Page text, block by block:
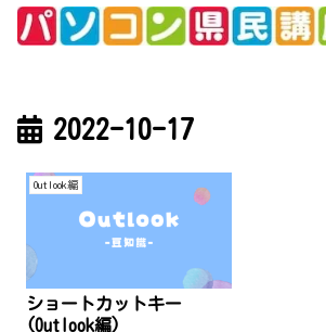
2022-10-17
Outlook編
ショートカットキー
(Outlook編)